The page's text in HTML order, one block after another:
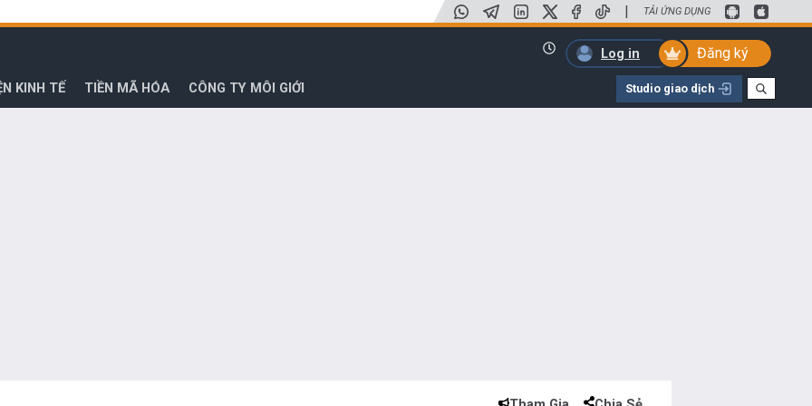
| TẢI ỨNG DỤNG
Log in
Đăng ký
KINH TẾ TIỀN MÃ HÓA CÔNG TY MÔI GIỚI Studio giao dịch